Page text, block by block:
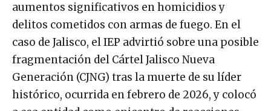
aumentos significativos en homicidios y
delitos cometidos con armas de fuego. En el
caso de Jalisco, el IEP advirtió sobre una posible
fragmentación del Cártel Jalisco Nueva
Generación (CJNG) tras la muerte de su líder
histórico, ocurrida en febrero de 2026, y colocó